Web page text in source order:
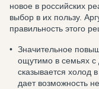
новое в российских
выбор в их пользу.
правильность этого
Значительное
ощутимо в семьях с
сказывается холод
дает возможность